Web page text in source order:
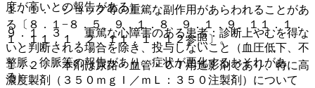
度が高いとの報告がある）。
９．１．３． 重篤な心障害のある患者：診断上やむを得な
いと判断される場合を除き、投与しないこと（血圧低下、不
整脈、徐脈等の報告があり、症状が悪化するおそれがあ
る）。
１．１． ショック等の重篤な副作用があらわれることがあ
る〔８．１−８．５、９．１．８、９．１．９、１１．１．
１、１１．１．２、１１．１．１２参照〕。
１．２． 本剤は尿路・血管・ＣＴ用造影剤であり、特に高
濃度製剤（３５０ｍｇＩ／ｍＬ：３５０注製剤）について